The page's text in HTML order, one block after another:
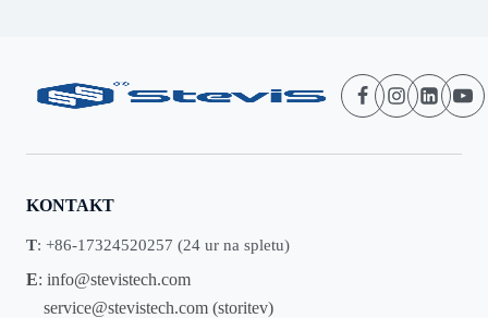
KONTAKT
T: +86-17324520257 (24 ur na spletu)
E: info@stevistech.com
service@stevistech.com (storitev)